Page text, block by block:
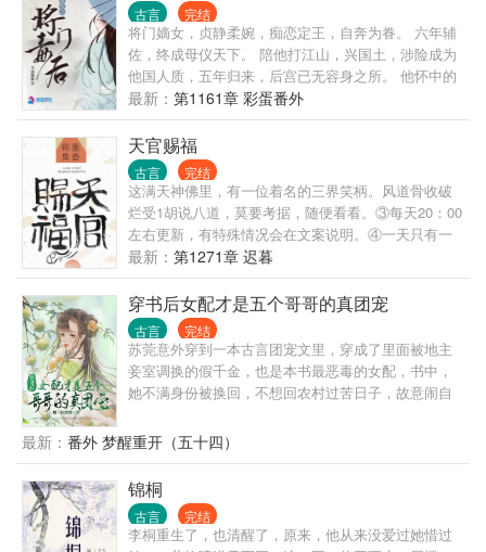
古言 完结
将门嫡女，贞静柔婉，痴恋定王，自奔为眷。 六年辅
佐，终成母仪天下。 陪他打江山，兴国土，涉险成为
他国人质，五年归来，后宫已无容身之所。 他怀中的
美人笑容明艳：“姐姐，江山定了，你也该退了。” 女
儿惨死，太子被废。沈家满门忠烈，无一幸免。一朝
倾覆，子丧族亡！ 沈妙怎么也没想到，患难夫妻，相
互扶持，不过是一场逢场作戏的笑话！ 他道：“看在你
跟了朕二十年，赐你全尸，谢恩吧。” 三尺白绫下，沈
妙立下毒誓：是日何时丧，予与汝皆亡！ 重生回十四
岁那年，悲剧未生，亲人还在，她还是那个温柔雅静
的将门嫡女。 极品亲戚包藏祸心，堂姐堂妹恶毒无
情，新进姨娘虎视眈眈，还有渣男意欲故技重来？ 家
族要护，大仇要报，江山帝位，也要分一杯羹。这辈
子，且看谁斗得过谁！ 但是那谢家小侯爷，提枪打马
过的桀骜少年，偏立在她墙头傲然：“颠个皇权罢了，
记住，天下归你，你——归我！” ------------------------------
---------------------------- ——幽州十三京。 ——归你。
——漠北定元城。 ——归你。 ——江南豫州，定西东
我，谢景行你要什么？ ——嗯，你。 -----------------------
-------------------------------------- 最初他漠然道：“沈谢两家
泾渭分明，沈家丫头突然示好，不怀好意！” 后来他冷
静道：“都是一条绳上的蚂蚱，沈妙你安分点，有本候
担着，谁敢逼你嫁人？” 再后来他傲娇道：“颠个乾坤
最新： 第1161章 彩蛋番外
天官赐福
古言 完结
这满天神佛里，有一位着名的三界笑柄。风道骨收破
烂受1胡说八道，莫要考据，随便看看。③每天20：00
左右更新，有特殊情况会在文案说明。④一天只有一
更，别的时间显示更新都是在捉虫或小修。感谢帘子
大大美丽的封面 ●ｖ● ~
最新： 第1271章 迟暮
穿书后女配才是五个哥哥的真团宠
古言 完结
苏莞意外穿到一本古言团宠文里，穿成了里面被地主
妾室调换的假千金，也是本书最恶毒的女配，书中，
她不满身份被换回，不想回农村过苦日子，故意闹自
了，而真千金头顶女主光环，是书里名副其实的团
宠，江莞的五个哥哥将来都会成为大佬，大哥入朝为
官，官拜三品，二哥被神医收徒，医毒双绝，三哥保
家卫国，成一代名将，四哥爱庖厨，御赐天下第一
楼，五哥丹青妙绝，一画难求! 他们成为大佬后，对养
妹越来越喜欢，对亲妹的所作所为却越来越厌恶，最
最新： 番外 梦醒重开（五十四）
锦桐
古言 完结
李桐重生了，也清醒了，原来，他从来没爱过她惜过